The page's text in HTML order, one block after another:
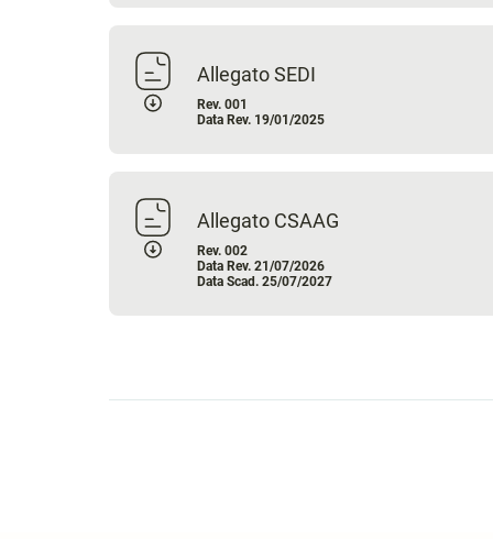
Allegato SEDI
Rev. 001
Data Rev. 19/01/2025
Allegato CSAAG
Rev. 002
Data Rev. 21/07/2026
Data Scad. 25/07/2027